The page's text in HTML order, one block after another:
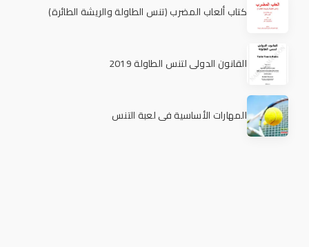
كتاب ألعاب المضرب (تنس الطاولة والريشة الطائرة)
القانون الدولي لتنس الطاولة 2019
المهارات الأساسية في لعبة التنس